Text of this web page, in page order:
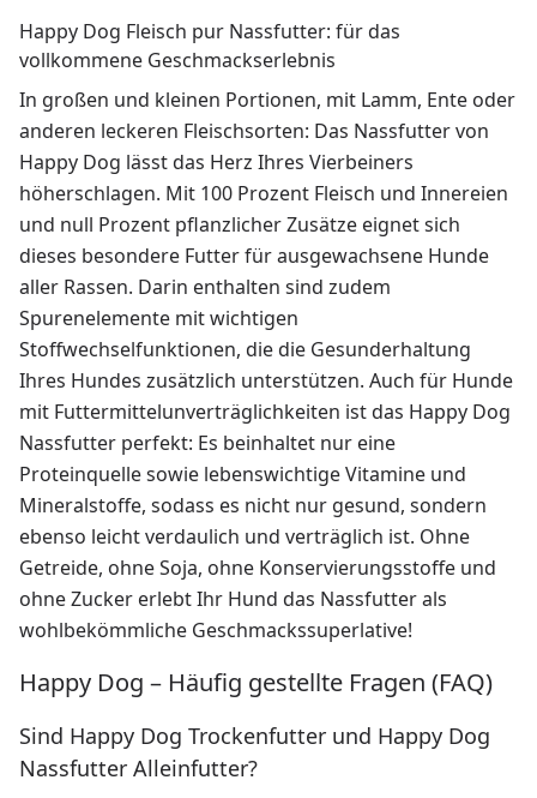
Happy Dog Fleisch pur Nassfutter: für das
vollkommene Geschmackserlebnis
In großen und kleinen Portionen, mit Lamm, Ente oder
anderen leckeren Fleischsorten: Das Nassfutter von
Happy Dog lässt das Herz Ihres Vierbeiners
höherschlagen. Mit 100 Prozent Fleisch und Innereien
und null Prozent pflanzlicher Zusätze eignet sich
dieses besondere Futter für ausgewachsene Hunde
aller Rassen. Darin enthalten sind zudem
Spurenelemente mit wichtigen
Stoffwechselfunktionen, die die Gesunderhaltung
Ihres Hundes zusätzlich unterstützen. Auch für Hunde
mit Futtermittelunverträglichkeiten ist das Happy Dog
Nassfutter perfekt: Es beinhaltet nur eine
Proteinquelle sowie lebenswichtige Vitamine und
Mineralstoffe, sodass es nicht nur gesund, sondern
ebenso leicht verdaulich und verträglich ist. Ohne
Getreide, ohne Soja, ohne Konservierungsstoffe und
ohne Zucker erlebt Ihr Hund das Nassfutter als
wohlbekömmliche Geschmackssuperlative!
Happy Dog – Häufig gestellte Fragen (FAQ)
Sind Happy Dog Trockenfutter und Happy Dog
Nassfutter Alleinfutter?